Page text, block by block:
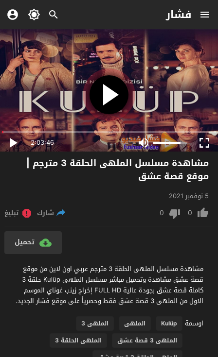
فشار
2:03:46
مشاهدة مسلسل الملهى الحلقة 3 مترجم |
موقع قصة عشق
5 نوفمبر 2021
0
0 شارك تبليغ
تحميل
مشاهدة مسلسل الملهى الحلقة 3 مترجم عربي اون لاين من موقع
قصة عشق مشاهدة وتحميل مباشر مسلسل الملهى Kulüp حلقة 3
كاملة قصة عشق بجودة عالية FULL HD إخراج زينب غوناي الموسم
الاول من الملهى 3 قصة عشق فقط وحصرياً على موقع فشار الجديد.
اوسمة
Kulüp الملهى
الملهى 3
الملهى 3 قصة عشق
الملهى الحلقة 3